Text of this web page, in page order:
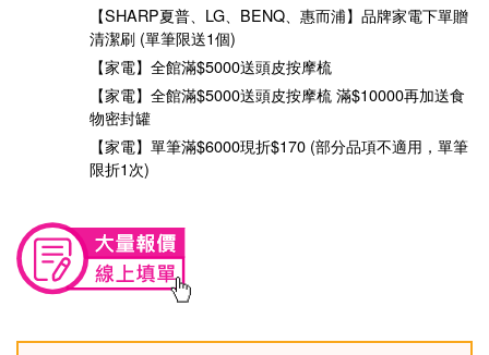
【SHARP夏普、LG、BENQ、惠而浦】品牌家電下單贈
清潔刷 (單筆限送1個)
【家電】全館滿$5000送頭皮按摩梳
【家電】全館滿$5000送頭皮按摩梳 滿$10000再加送食
物密封罐
【家電】單筆滿$6000現折$170 (部分品項不適用，單筆
限折1次)